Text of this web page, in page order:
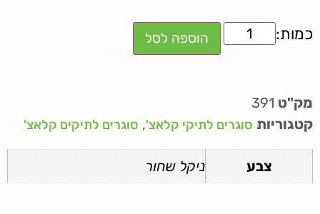
הוספה לסל
מק"ט 391
קטגוריות סוגרים לתיקי קלאצ', סוגרים לתיקים קלאצ'
צבע ניקל שחור